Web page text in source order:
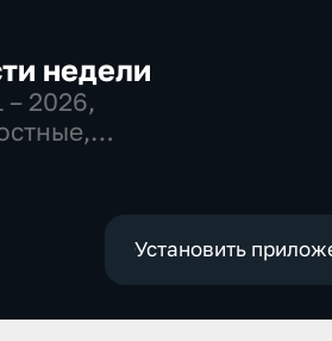
недели
– 2026,
Установить